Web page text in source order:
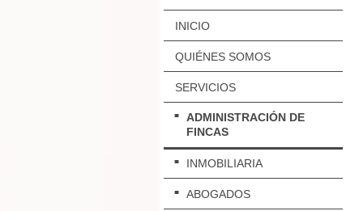
INICIO
QUIÉNES SOMOS
SERVICIOS
ADMINISTRACIÓN DE
FINCAS
INMOBILIARIA
ABOGADOS